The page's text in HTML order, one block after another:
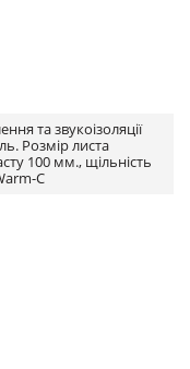
та звукоізоляції
Розмір листа
100 мм., щільність
C